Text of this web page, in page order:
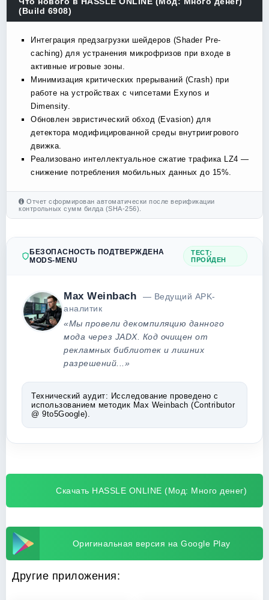
(Build 6908)
Интеграция предзагрузки шейдеров (Shader Pre-
caching) для устранения микрофризов при входе в
активные игровые зоны.
Минимизация критических прерываний (Crash) при
работе на устройствах с чипсетами Exynos и
Dimensity.
Обновлен эвристический обход (Evasion) для
детектора модифицированной среды внутриигрового
движка.
Реализовано интеллектуальное сжатие трафика LZ4 —
снижение потребления мобильных данных до 15%.
Отчет сформирован автоматически после верификации
контрольных сумм билда (SHA-256).
БЕЗОПАСНОСТЬ ПОДТВЕРЖДЕНА
MODS-MENU
ТЕСТ:
ПРОЙДЕН
Max Weinbach
— Ведущий APK-
аналитик
«Мы провели декомпиляцию данного
мода через JADX. Код очищен от
рекламных библиотек и лишних
разрешений...»
Технический аудит: Исследование проведено с
использованием методик Max Weinbach (Contributor
@ 9to5Google).
Скачать HASSLE ONLINE (Мод: Много денег)
Оригинальная версия на Google Play
Другие приложения: